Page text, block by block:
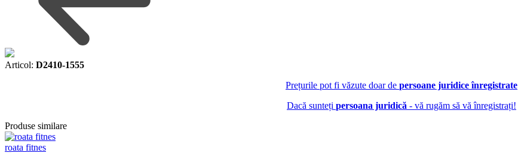
Articol: D2410-1555
Prețurile pot fi văzute doar de persoane juridice înregistrate
Dacă sunteți persoana juridică - vă rugăm să vă înregistrați!
Produse similare
roata fitnes